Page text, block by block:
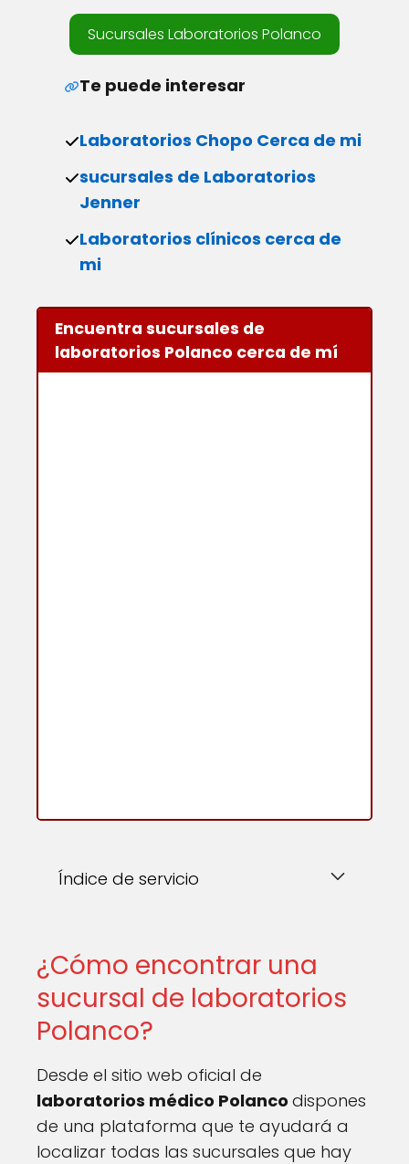
Sucursales Laboratorios Polanco
Te puede interesar
Laboratorios Chopo Cerca de mi
sucursales de Laboratorios
Jenner
Laboratorios clínicos cerca de
mi
Encuentra sucursales de
laboratorios Polanco cerca de mí
Índice de servicio
¿Cómo encontrar una
sucursal de laboratorios
Polanco?
Desde el sitio web oficial de
laboratorios médico Polanco dispones
de una plataforma que te ayudará a
localizar todas las sucursales que hay